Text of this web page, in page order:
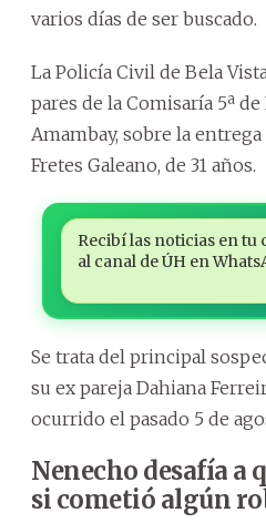
varios días de ser buscado.
La Policía Civil de Bela
pares de la Comisaría 5ª
Amambay, sobre la
Fretes Galeano, de 31 años.
Recibí las noticias en tu
al canal de ÚH en
Se trata del principal
su ex pareja Dahiana
ocurrido el pasado 5 de
Nenecho desafía a
si cometió algún